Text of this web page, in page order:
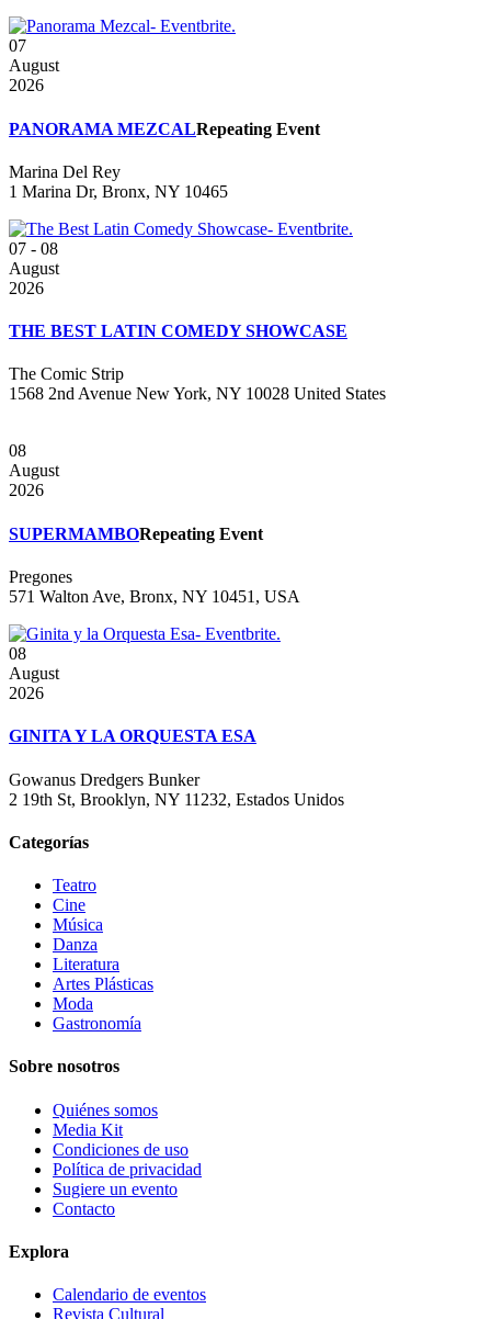
07
August
2026
PANORAMA MEZCALRepeating Event
Marina Del Rey
1 Marina Dr, Bronx, NY 10465
07 - 08
August
2026
THE BEST LATIN COMEDY SHOWCASE
The Comic Strip
1568 2nd Avenue New York, NY 10028 United States
08
August
2026
SUPERMAMBORepeating Event
Pregones
571 Walton Ave, Bronx, NY 10451, USA
08
August
2026
GINITA Y LA ORQUESTA ESA
Gowanus Dredgers Bunker
2 19th St, Brooklyn, NY 11232, Estados Unidos
Categorías
Teatro
Cine
Música
Danza
Literatura
Artes Plásticas
Moda
Gastronomía
Sobre nosotros
Quiénes somos
Media Kit
Condiciones de uso
Política de privacidad
Sugiere un evento
Contacto
Explora
Calendario de eventos
Revista Cultural